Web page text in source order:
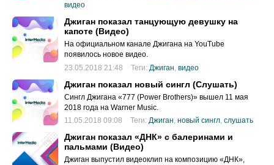
видео
Джиган показал танцующую девушку на
капоте (Видео)
На официальном канале Джигана на YouTube
появилось новое видео.
23.05.2018 21:48
Теги: Джиган, видео
Джиган показал новый сингл (Слушать)
Сингл Джигана «777 (Power Brothers)» вышел 11 мая
2018 года на Warner Music.
11.05.2018 09:08
Теги: Джиган, новый сингл, слушать
Джиган показал «ДНК» с балеринами и
пальмами (Видео)
Джиган выпустил видеоклип на композицию «ДНК»,